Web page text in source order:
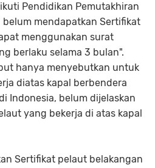
Pendidikan Pemutakhiran
mendapatkan Sertifikat
menggunakan surat
berlaku selama 3 bulan".
hanya menyebutkan untuk
diatas kapal berbendera
Indonesia, belum dijelaskan
yang bekerja di atas kapal
Sertifikat pelaut belakangan